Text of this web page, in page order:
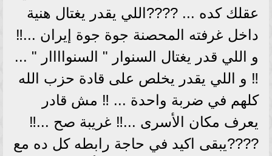
عقلك كده ... ????اللي يقدر يغتال هنية
داخل غرفته المحصنة جوة جوة إيران ...‼️
و اللي قدر يغتال السنوار " السنواااار " ...
‼️ و اللي يقدر يخلص على قادة حزب الله
كلهم في ضربة واحدة ... ‼️ مش قادر
يعرف مكان الأسرى ...‼️ غريبة صح ...‼️
????يبقى اكيد في حاجة رابطه كل ده مع